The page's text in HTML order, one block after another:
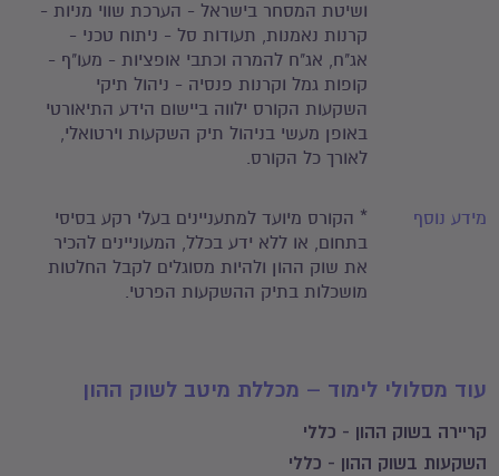
ושיטת המסחר בישראל - הערכת שווי מניות -
קרנות נאמנות, תעודות סל - ניתוח טכני -
אג"ח, אג"ח להמרה וכתבי אופציות - מעו"ף -
קופות גמל וקרנות פנסיה - ניהול תיקי
השקעות הקורס ילווה ביישום הידע התיאורטי
באופן מעשי בניהול תיק השקעות וירטואלי,
לאורך כל הקורס.
מידע נוסף
* הקורס מיועד למתעניינים בעלי רקע בסיסי
בתחום, או ללא ידע בכלל, המעוניינים להכיר
את שוק ההון ולהיות מסוגלים לקבל החלטות
מושכלות בתיק ההשקעות הפרטי.
עוד מסלולי לימוד – מכללת מיטב לשוק ההון
קריירה בשוק ההון - כללי
השקעות בשוק ההון - כללי